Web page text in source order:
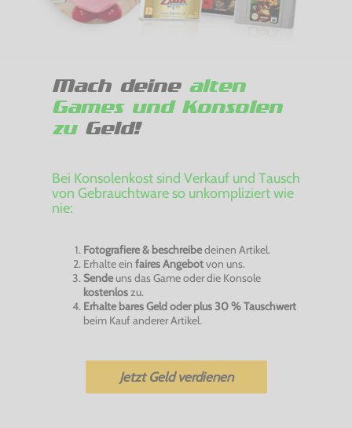
Mach deine alten
Games und Konsolen
zuGeld!
Bei Konsolenkost sind Verkauf und Tausch
von Gebrauchtware so unkompliziert wie
nie:
Fotografiere & beschreibedeinen Artikel.
Erhalte ein faires Angebotvon uns.
Sendeuns das Game oder die Konsole
kostenloszu.
Erhalte bares Geld oder plus 30 % Tauschwert
beim Kauf anderer Artikel.
Jetzt Geld verdienen